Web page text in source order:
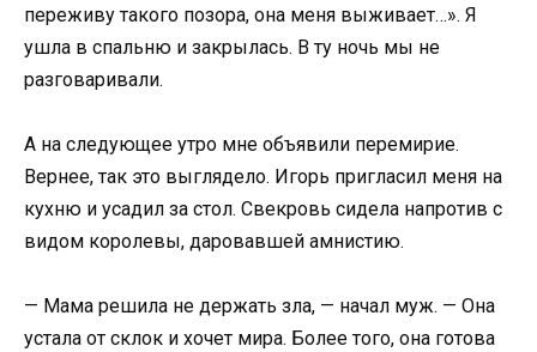
переживу такого позора, она меня выживает…». Я
ушла в спальню и закрылась. В ту ночь мы не
разговаривали.
А на следующее утро мне объявили перемирие.
Вернее, так это выглядело. Игорь пригласил меня на
кухню и усадил за стол. Свекровь сидела напротив с
видом королевы, даровавшей амнистию.
— Мама решила не держать зла, — начал муж. — Она
устала от склок и хочет мира. Более того, она готова